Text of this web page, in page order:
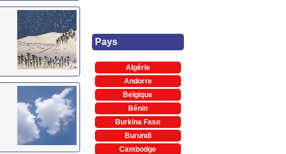
Pays
Algérie
Andorre
Belgique
Bénin
Burkina Faso
Burundi
Cambodge